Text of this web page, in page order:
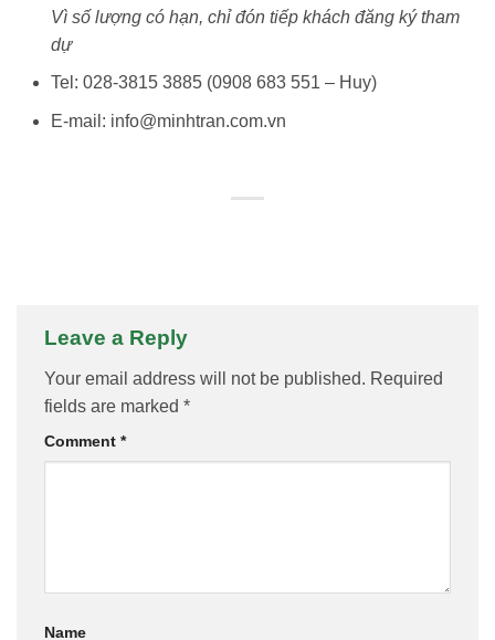
Vì số lượng có hạn, chỉ đón tiếp khách đăng ký tham
dự
Tel: 028-3815 3885 (0908 683 551 – Huy)
E-mail: info@minhtran.com.vn
Leave a Reply
Your email address will not be published. Required
fields are marked *
Comment *
Name